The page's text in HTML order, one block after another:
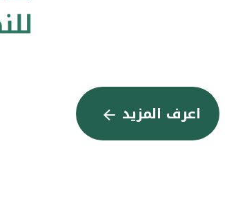
اعرف المزيد